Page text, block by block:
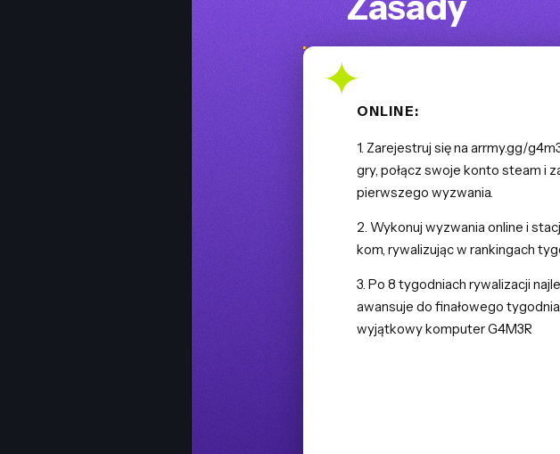
ONLINE:
1. Zarejestruj się na arrmy.gg/
gry, połącz swoje konto steam i
pierwszego wyzwania.
2. Wykonuj wyzwania online i
kom, rywalizując w rankingach
3. Po 8 tygodniach rywalizacji
awansuje do finałowego
wyjątkowy komputer G4M3R